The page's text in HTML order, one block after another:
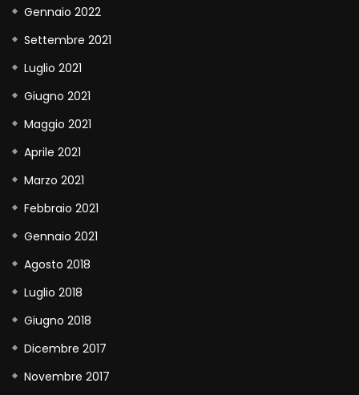
Gennaio 2022
Settembre 2021
Luglio 2021
Giugno 2021
Maggio 2021
Aprile 2021
Marzo 2021
Febbraio 2021
Gennaio 2021
Agosto 2018
Luglio 2018
Giugno 2018
Dicembre 2017
Novembre 2017